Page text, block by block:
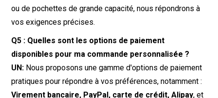
ou de pochettes de grande capacité, nous répondrons à
vos exigences précises.
Q5 : Quelles sont les options de paiement
disponibles pour ma commande personnalisée ?
UN:Nous proposons une gamme d'options de paiement
pratiques pour répondre à vos préférences, notamment :
Virement bancaire, PayPal, carte de crédit, Alipay, et